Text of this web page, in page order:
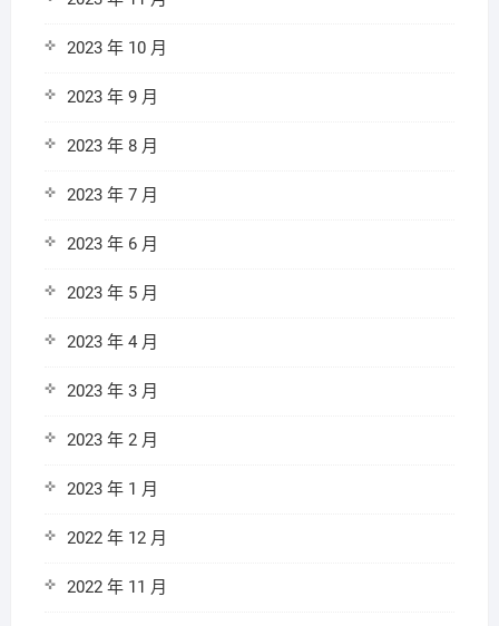
2023 年 10 月
2023 年 9 月
2023 年 8 月
2023 年 7 月
2023 年 6 月
2023 年 5 月
2023 年 4 月
2023 年 3 月
2023 年 2 月
2023 年 1 月
2022 年 12 月
2022 年 11 月